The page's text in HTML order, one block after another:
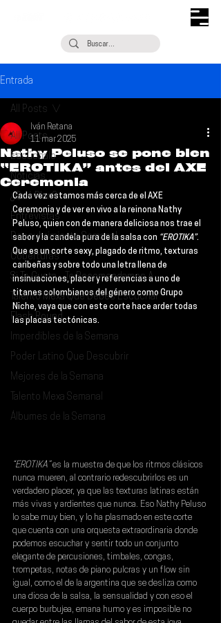
Entrada
All Posts
Escúchalo
Noticias
¿Qué Plan?
Entrevistas
Descubrimiento Semanal
Coberturas
Si Te Gusta... Te Recomendamos A...
Talento Mexa Que Debes Escuchar
Flash Round
Imperdibles de la Semana
Poder Latino Que Descubrir
Mejores de la Semana
Talento Mexa Semanal
Álbumes de la Semana
All Posts
Nathy Peluso se pone bien
“EROTIKA” antes del AXE
Ceremonia
Iván Retana
11 mar 2025
Cada vez estamos más cerca de el AXE
Ceremonia y de ver en vivo a la reinona Nathy
Peluso, quien con de manera deliciosa nos trae el
sabor y la candela pura de la salsa con “EROTIKA”.
Que es un corte sexy, plagado de ritmo, texturas
caribeñas y sobre todo una letra llena de
insinuaciones, placer y referencias a uno de
titanes colombianos del género como Grupo
Niche, vaya que con este corte hace arder todas
las placas tectónicas.
“EROTIKA” es la muestra de que los ritmos clásicos
nunca mueren, al contrario redescubrirlos es un
verdadero placer, ya que las texturas latinas están
más vivas y ardientes que nunca. Eso Nathy Peluso
lo sabe muy bien, y lo ha plasmado en este corte
que cuenta con una orquesta extraordinaria donde
podemos escuchar y sentir todo un conjunto
elegante de percusiones, timbales, congas,
trompetas, notas de piano pulcras y un flow sin
igual, como el de la argentina que se desliza como
una diosa de la salsa, la sensualidad y con eso el
cuerpo burbujea, emana humo y es imposible no